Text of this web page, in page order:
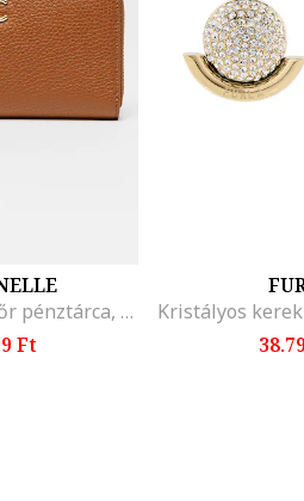
C-Me cipzáros bőr pénztárca, Fahéjbarna
Ft